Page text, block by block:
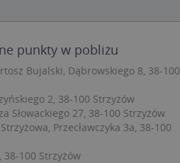
punkty w pobliżu
Bujalski, Dąbrowskiego 8, 38-100
2, 38-100 Strzyżów
Słowackiego 27, 38-100 Strzyżów
Przecławczyka 3a, 38-100
38-100 Strzyżów
Script.com
zgody
aby baner